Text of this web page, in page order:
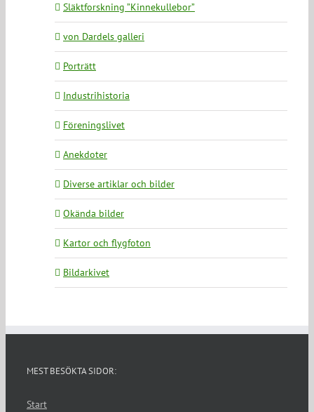
Släktforskning ”Kinnekullebor”
von Dardels galleri
Porträtt
Industrihistoria
Föreningslivet
Anekdoter
Diverse artiklar och bilder
Okända bilder
Kartor och flygfoton
Bildarkivet
MEST BESÖKTA SIDOR:
Start